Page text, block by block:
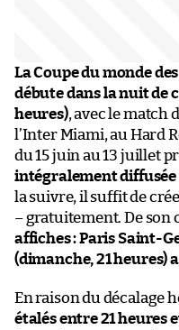
La Coupe du monde
débute dans la nuit de
heures), avec le match
l’Inter Miami, au Hard
du 15 juin au 13 juillet
intégralement diffusée
la suivre, il suffit de
– gratuitement. De son
affiches : Paris Saint-
(dimanche, 21 heures)
En raison du décalage
étalés entre 21 heures